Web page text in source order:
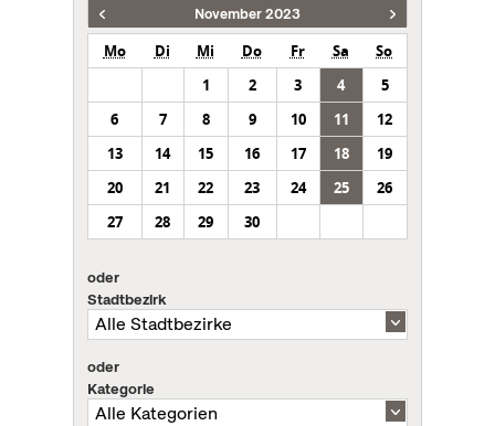
November 2023
Mo Di Mi Do Fr Sa
So
1
2 3 4
5
6
7 8 9 10 11
12
13
14 15 16 17 18
19
20
21 22 23 24 25
26
27
28 29 30
oder
Stadtbezirk
oder
Kategorie